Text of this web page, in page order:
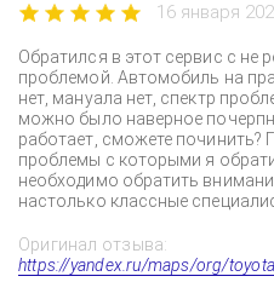
16 января
Обратился в этот сервис с не
проблемой. Автомобиль на
нет, мануала нет, спектр
можно было наверное
работает, сможете починить?
проблемы с которыми я
необходимо обратить
настолько классные
Оригинал отзыва:
https://yandex.ru/maps/org/